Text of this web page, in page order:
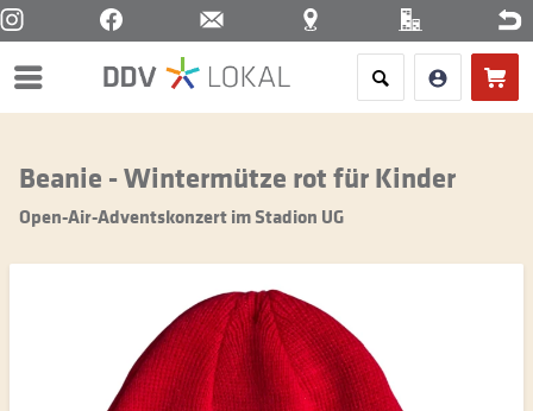
Menü
Beanie - Wintermütze rot für Kinder
Open-Air-Adventskonzert im Stadion UG